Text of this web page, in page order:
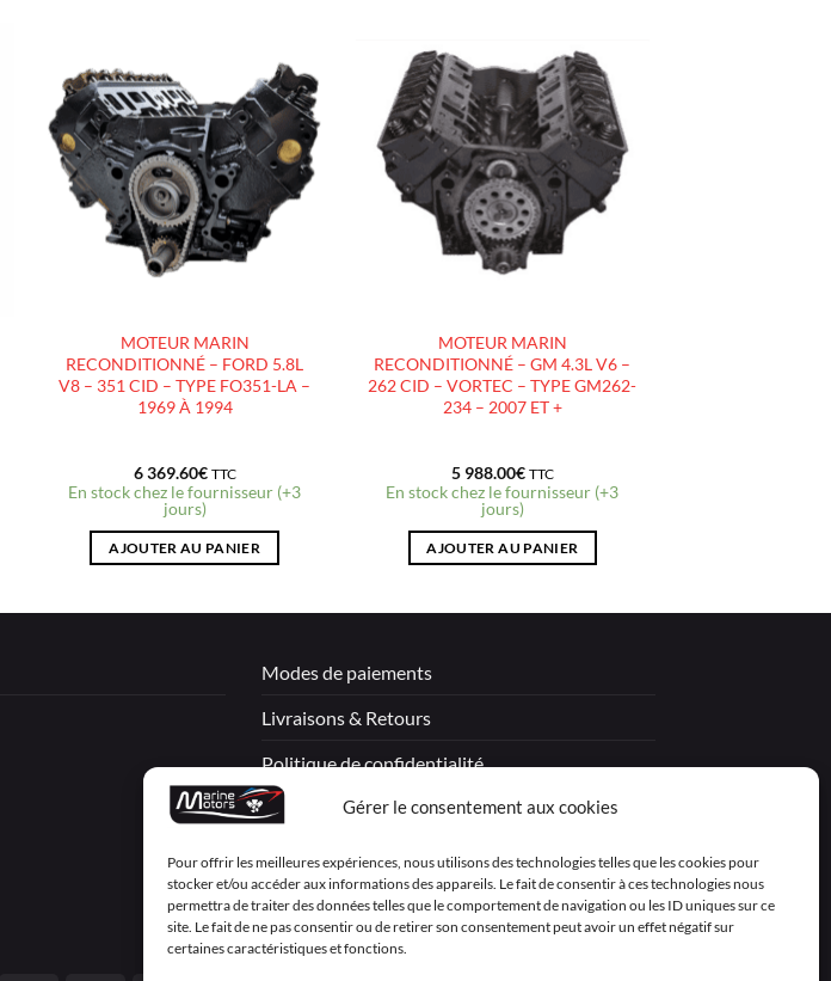
Gérer le consentement aux cookies
Pour offrir les meilleures expériences, nous utilisons des technologies telles que les cookies pour
stocker et/ou accéder aux informations des appareils. Le fait de consentir à ces technologies nous
permettra de traiter des données telles que le comportement de navigation ou les ID uniques sur ce
site. Le fait de ne pas consentir ou de retirer son consentement peut avoir un effet négatif sur
certaines caractéristiques et fonctions.
AJOUTER
À LA
LISTE
D’ENVIES
MOTEUR MARIN
RECONDITIONNÉ – FORD 5.8L
V8 – 351 CID – TYPE FO351-LA –
1969 À 1994
6 369.60€ TTC
En stock chez le fournisseur (+3
jours)
AJOUTER AU PANIER
AJOUTER
À LA
LISTE
D’ENVIES
MOTEUR MARIN
RECONDITIONNÉ – GM 4.3L V6 –
262 CID – VORTEC – TYPE GM262-
234 – 2007 ET +
5 988.00€ TTC
En stock chez le fournisseur (+3
jours)
AJOUTER AU PANIER
Modes de paiements
Livraisons & Retours
Politique de confidentialité
Mentions légales
Conditions générales de vente – Garantie
Déclaration de confidentialité (UE)